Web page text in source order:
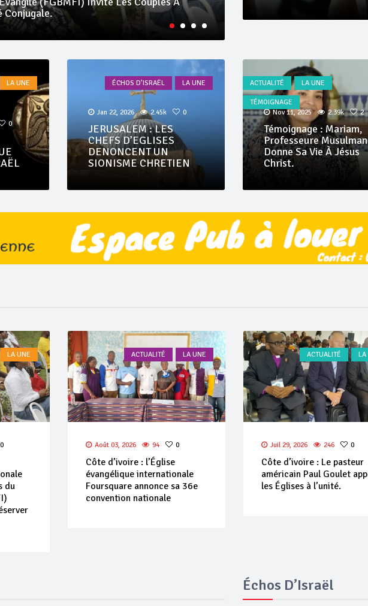
Nationale
LA UNE
0
ÉCHOS D’ISRAËL LA UNE
Jan 22, 2026 2.45k 0
JERUSALEM : LES
CHEFS D’EGLISES
DENONCENT UN
SIONISME CHRETIEN
ACTUALITÉ LA UNE
TÉMOIGNAGE
Nov 11, 2025
2.39k 2
Témoignage : Mariam,
Professeure
Donne Sa Vie À Jésus
Christ.
LA UNE
0
ACTUALITÉ LA UNE
Juil 29, 2026 246 0
Côte d’ivoire : Le pasteur
américain Paul Goulet appelle
les Églises à l’unité.
ACTUALITÉ LA
Juil 29, 2026 231 0
Allemagne : Plus de 9000
chrétiens évangéliques
participent à la conférence
Échos D’Israël